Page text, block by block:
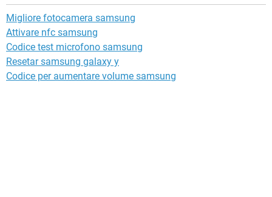
Migliore fotocamera samsung
Attivare nfc samsung
Codice test microfono samsung
Resetar samsung galaxy y
Codice per aumentare volume samsung